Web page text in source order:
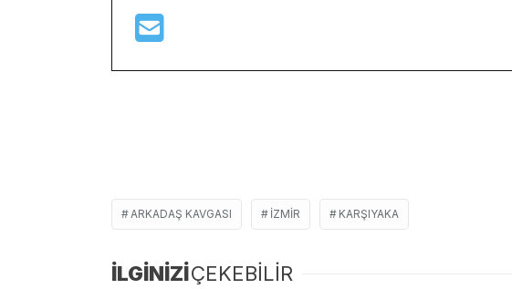
ARKADAŞ KAVGASI IZMIR KARŞIYAKA
İLGİNİZİÇEKEBİLİR